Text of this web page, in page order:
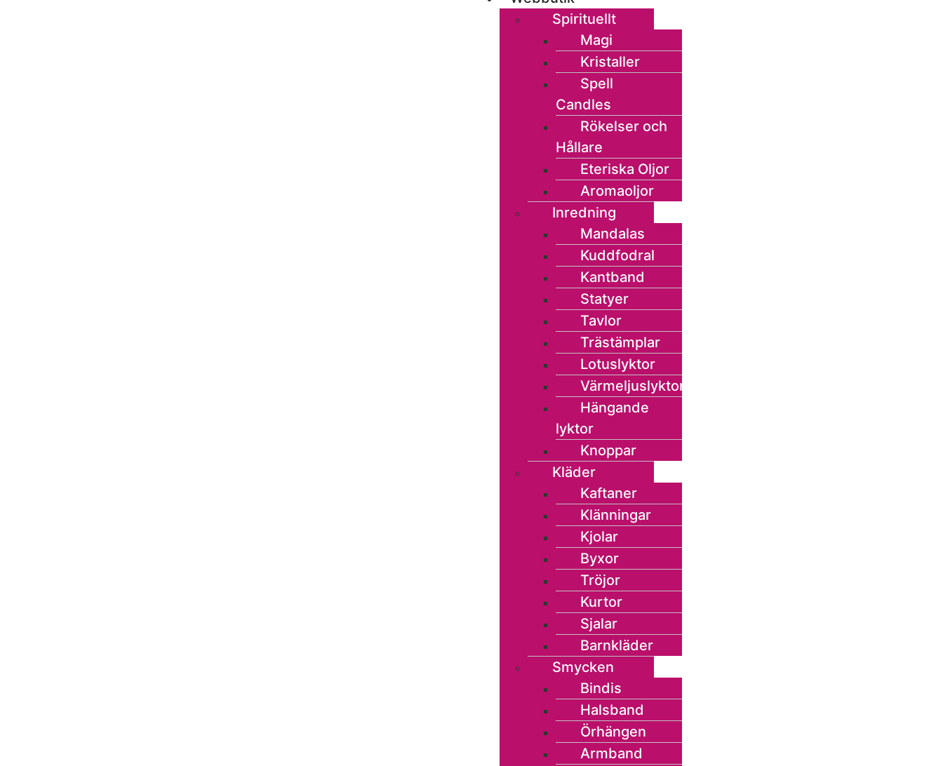
Spirituellt
Magi
Kristaller
Spell
Candles
Rökelser och
Hållare
Eteriska Oljor
Aromaoljor
Inredning
Mandalas
Kuddfodral
Kantband
Statyer
Tavlor
Trästämplar
Lotuslyktor
Värmeljuslyktor
Hängande
lyktor
Knoppar
Kläder
Kaftaner
Klänningar
Kjolar
Byxor
Tröjor
Kurtor
Sjalar
Barnkläder
Smycken
Bindis
Halsband
Örhängen
Armband